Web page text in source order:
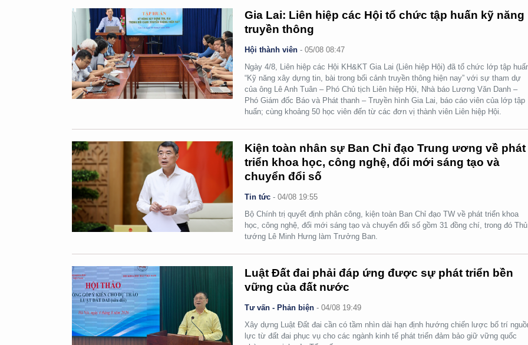
Gia Lai: Liên hiệp các Hội tổ chức tập huấn kỹ năng
truyền thông
Hội thành viên -05/08 08:47
Ngày 4/8, Liên hiệp các Hội KH&KT Gia Lai (Liên hiệp Hội) đã tổ chức lớp tập
“Kỹ năng xây dựng tin, bài trong bối cảnh truyền thông hiện nay” với sự tham dự
của ông Lê Anh Tuân – Phó Chủ tịch Liên hiệp Hội, Nhà báo Lương Văn Danh –
Phó Giám đốc Báo và Phát thanh – Truyền hình Gia Lai, báo cáo viên của lớp tập
huấn; cùng khoảng 50 học viên đến từ các đơn vị thành viên Liên hiệp Hội.
Kiện toàn nhân sự Ban Chỉ đạo Trung ương về phát
triển khoa học, công nghệ, đổi mới sáng tạo và
chuyển đổi số
Tin tức -04/08 19:55
Bộ Chính trị quyết định phân công, kiện toàn Ban Chỉ đạo TW về phát triển khoa
học, công nghệ, đổi mới sáng tạo và chuyển đổi số gồm 31 đồng chí, trong đó Thủ
tướng Lê Minh Hưng làm Trưởng Ban.
Luật Đất đai phải đáp ứng được sự phát triển bền
vững của đất nước
Tư vấn - Phản biện -04/08 19:49
Xây dựng Luật Đất đai cần có tầm nhìn dài hạn định hướng chiến lược bố trí
lực từ đất đai phục vụ cho các ngành kinh tế phát triển đảm bảo giữ vững quốc